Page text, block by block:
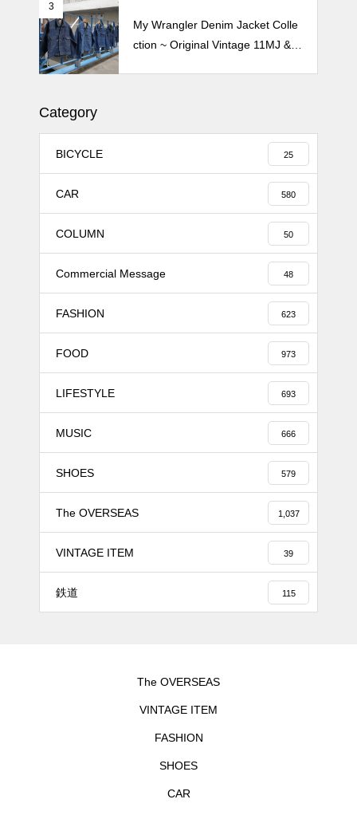
3
My Wrangler Denim Jacket Colle
ction ~ Original Vintage 11MJ & 1
Category
BICYCLE 25
CAR 580
COLUMN 50
Commercial Message 48
FASHION 623
FOOD 973
LIFESTYLE 693
MUSIC 666
SHOES 579
The OVERSEAS 1,037
VINTAGE ITEM 39
鉄道 115
The OVERSEAS
VINTAGE ITEM
FASHION
SHOES
CAR